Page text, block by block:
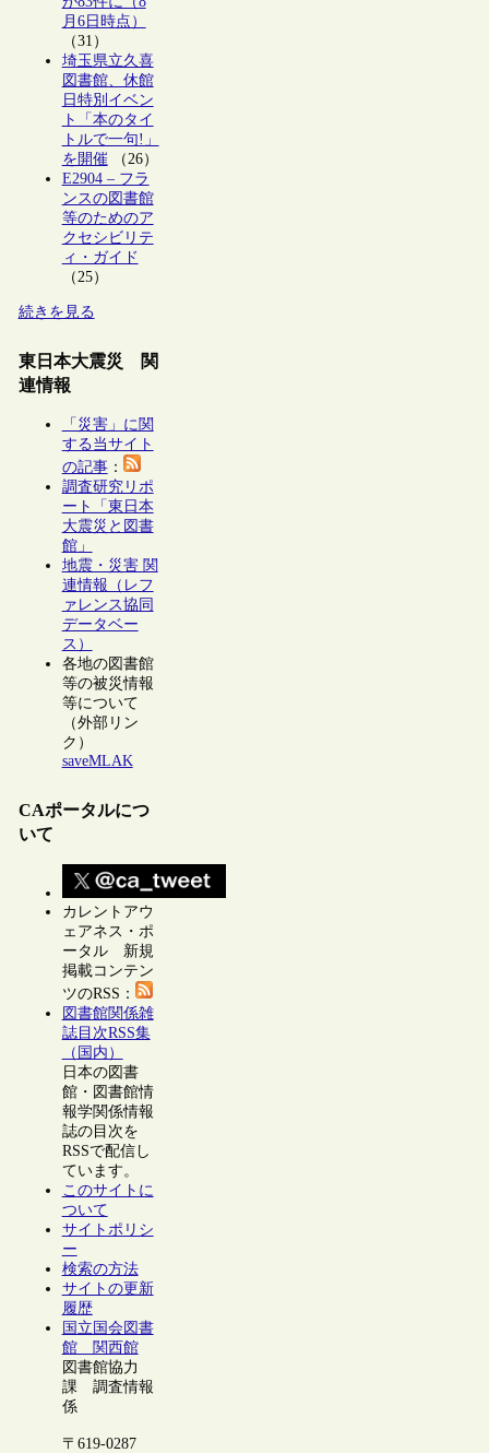
月6日時点）
（31）
埼玉県立久喜
図書館、休館
日特別イベン
ト「本のタイ
トルで一句!」
を開催（26）
E2904 – フラ
ンスの図書館
等のためのア
クセシビリテ
ィ・ガイド
（25）
続きを見る
東日本大震災 関
連情報
「災害」に関
する当サイト
の記事：
調査研究リポ
ート「東日本
大震災と図書
館」
地震・災害 関
連情報（レフ
ァレンス協同
データベー
ス）
各地の図書館
等の被災情報
等について
（外部リン
ク）
saveMLAK
CAポータルにつ
いて
カレントアウ
ェアネス・ポ
ータル 新規
掲載コンテン
ツのRSS：
図書館関係雑
誌目次RSS集
（国内）
日本の図書
館・図書館情
報学関係情報
誌の目次を
RSSで配信し
ています。
このサイトに
ついて
サイトポリシ
ー
検索の方法
サイトの更新
履歴
国立国会図書
館 関西館
図書館協力
課 調査情報
係
〒619-0287